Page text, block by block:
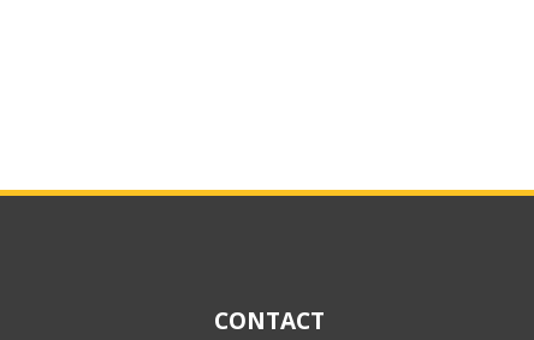
CONTACT